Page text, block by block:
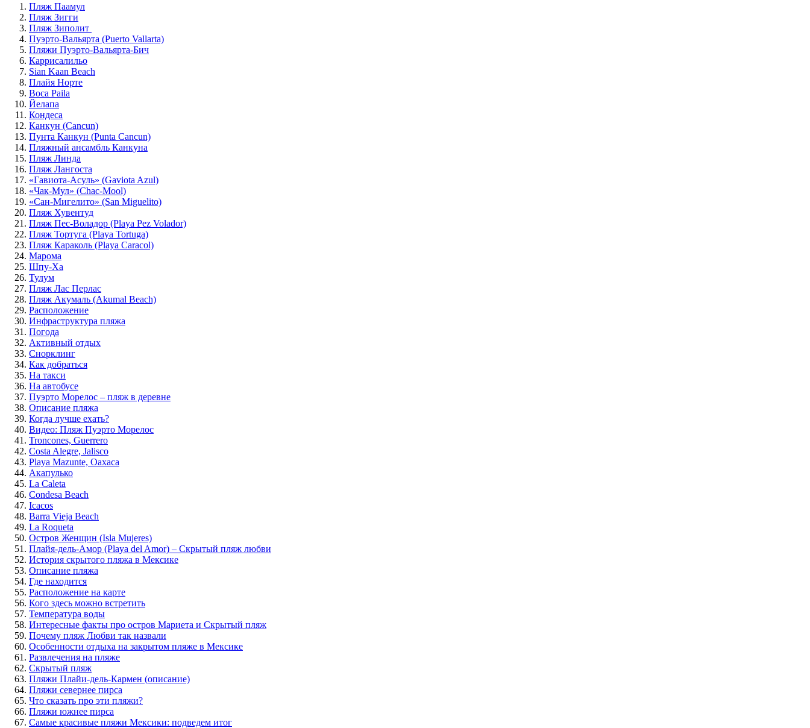
Пляж Паамул
Пляж Зигги
Пляж Зиполит
Пуэрто-Вальярта (Puerto Vallarta)
Пляжи Пуэрто-Вальярта-Бич
Каррисалильо
Sian Kaan Beach
Плайя Норте
Boca Paila
Йелапа
Кондеса
Канкун (Cancun)
Пунта Канкун (Punta Cancun)
Пляжный ансамбль Канкуна
Пляж Линда
Пляж Лангоста
«Гавиота-Асуль» (Gaviota Azul)
«Чак-Мул» (Chac-Mool)
«Сан-Мигелито» (San Miguelito)
Пляж Хувентуд
Пляж Пес-Воладор (Playa Pez Volador)
Пляж Тортуга (Playa Tortuga)
Пляж Караколь (Playa Caracol)
Марома
Шпу-Ха
Тулум
Пляж Лас Перлас
Пляж Акумаль (Akumal Beach)
Расположение
Инфраструктура пляжа
Погода
Активный отдых
Снорклинг
Как добраться
На такси
На автобусе
Пуэрто Морелос – пляж в деревне
Описание пляжа
Когда лучше ехать?
Видео: Пляж Пуэрто Морелос
Troncones, Guerrero
Costa Alegre, Jalisco
Playa Mazunte, Oaxaca
Акапулько
La Caleta
Condesa Beach
Icacos
Barra Vieja Beach
La Roqueta
Остров Женщин (Isla Mujeres)
Плайя-дель-Амор (Playa del Amor) – Скрытый пляж любви
История скрытого пляжа в Мексике
Описание пляжа
Где находится
Расположение на карте
Кого здесь можно встретить
Температура воды
Интересные факты про остров Мариета и Скрытый пляж
Почему пляж Любви так назвали
Особенности отдыха на закрытом пляже в Мексике
Развлечения на пляже
Скрытый пляж
Пляжи Плайи-дель-Кармен (описание)
Пляжи севернее пирса
Что сказать про эти пляжи?
Пляжи южнее пирса
Самые красивые пляжи Мексики: подведем итог